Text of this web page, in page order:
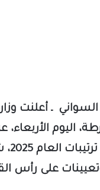
ـ أعلنت
اليوم الأربعاء،
إدارية
على رأس